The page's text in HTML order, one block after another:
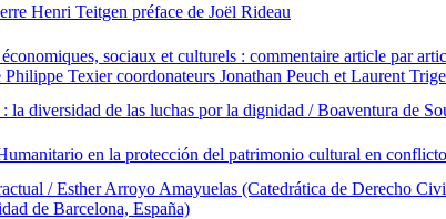
Henri Teitgen préface de Joël Rideau
sociaux et culturels : commentaire article par
Texier coordonateurs Jonathan Peuch et Laurent
la diversidad de las luchas por la dignidad / Boaventura de
en la protección del patrimonio cultural en
/ Esther Arroyo Amayuelas (Catedrática de Derecho
de Barcelona, España)